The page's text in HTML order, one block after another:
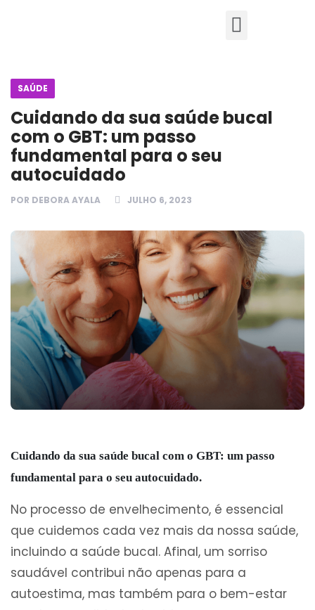
SAÚDE
Cuidando da sua saúde bucal
com o GBT: um passo
fundamental para o seu
autocuidado
POR DEBORA AYALA JULHO 6, 2023
Cuidando da sua saúde bucal com o GBT: um passo
fundamental para o seu autocuidado.
No processo de envelhecimento, é essencial
que cuidemos cada vez mais da nossa saúde,
incluindo a saúde bucal. Afinal, um sorriso
saudável contribui não apenas para a
autoestima, mas também para o bem-estar